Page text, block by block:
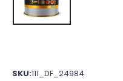
SKU:111_DF_24984